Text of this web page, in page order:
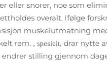
eller snorer, noe som
overalt. Ifølge
muskelutmatning
rem. , spesielt, drar nytte
stilling gjennom